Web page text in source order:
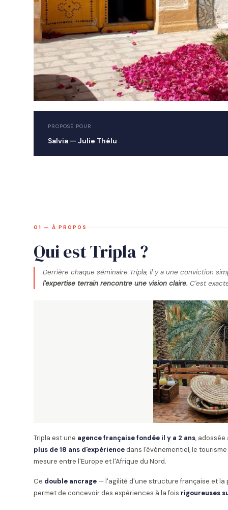
PROPOSÉ POUR
Salvia — Julie Thélu
01 — À PROPOS
Qui est Tripla ?
Derrière chaque séminaire Tripla, il y a une conviction
l'expertise terrain rencontre une vision claire. C'est
Tripla est une agence française fondée il y a 2 ans, adossée
plus de 18 ans d'expériencedans l'événementiel, le
mesure entre l'Europe et l'Afrique du Nord.
Ce double ancrage— l'agilité d'une structure française et la
permet de concevoir des expériences à la fois rigoureuses